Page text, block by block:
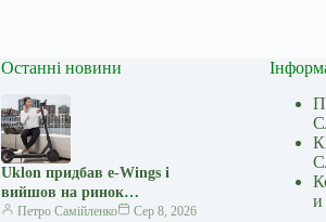
Останні новини
Uklon придбав e-Wings і
вийшов на ринок
електросамокатів
Петро Самійленко
Сер 8, 2026
и